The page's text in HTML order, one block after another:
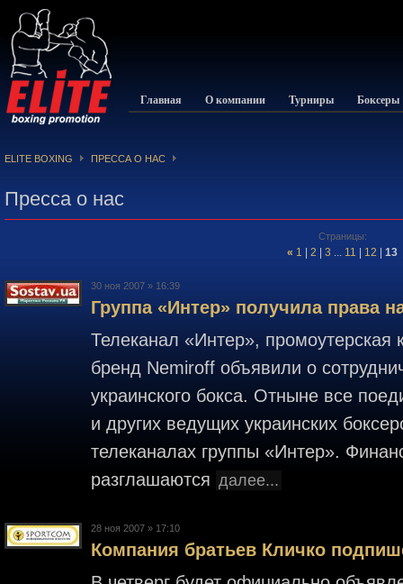
Главная О компании Турниры Боксеры
ELITE BOXING ПРЕССА О НАС
Пресса о нас
Страницы:
« 1 |2 |3 ... 11 12 |13
30 ноя 2007 » 16:39
Группа «Интер» получила права
Телеканал «Интер»,
бренд Nemiroff объявили о
украинского бокса. Отныне все
и других ведущих украинских
телеканалах группы «Интер».
разглашаются далее...
28 ноя 2007 » 17:10
Компания братьев Кличко